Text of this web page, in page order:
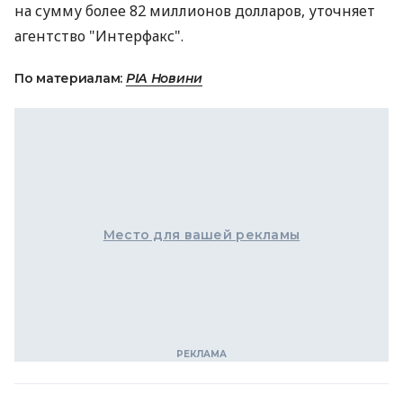
на сумму более 82 миллионов долларов, уточняет
агентство "Интерфакс".
По материалам: РІА Новини
Место для вашей рекламы